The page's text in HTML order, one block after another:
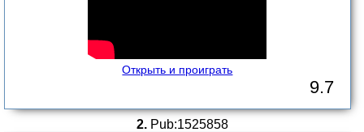
Открыть и проиграть
9.7
2.Pub:1525858